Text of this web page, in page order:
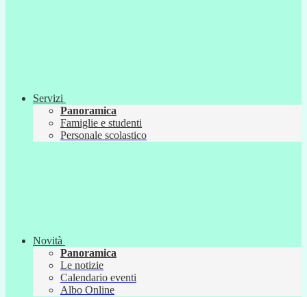
Servizi
Panoramica
Famiglie e studenti
Personale scolastico
Novità
Panoramica
Le notizie
Calendario eventi
Albo Online